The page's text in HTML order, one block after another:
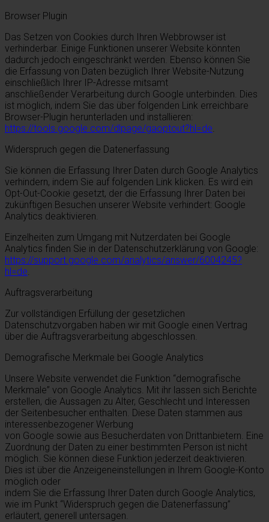
Browser Plugin
Das Setzen von Cookies durch Ihren Webbrowser ist
verhinderbar. Einige Funktionen unserer Website könnten
dadurch jedoch eingeschränkt werden. Ebenso können Sie
die Erfassung von Daten bezüglich Ihrer Website-Nutzung
einschließlich Ihrer IP-Adresse mitsamt
anschließender Verarbeitung durch Google unterbinden. Dies
ist möglich, indem Sie das über folgenden Link erreichbare
Browser-Plugin herunterladen und installieren:
https://tools.google.com/dlpage/gaoptout?hl=de.
Widerspruch gegen die Datenerfassung
Sie können die Erfassung Ihrer Daten durch Google Analytics
verhindern, indem Sie auf folgenden Link klicken. Es wird ein
Opt-Out-Cookie gesetzt, der die Erfassung Ihrer Daten bei
zukünftigen Besuchen unserer Website verhindert: Google
Analytics deaktivieren.
Einzelheiten zum Umgang mit Nutzerdaten bei Google
Analytics finden Sie in der Datenschutzerklärung von Google:
https://support.google.com/analytics/answer/6004245?
hl=de.
Auftragsverarbeitung
Zur vollständigen Erfüllung der gesetzlichen
Datenschutzvorgaben haben wir mit Google einen Vertrag
über die Auftragsverarbeitung abgeschlossen.
Demografische Merkmale bei Google Analytics
Unsere Website verwendet die Funktion “demografische
Merkmale” von Google Analytics. Mit ihr lassen sich Berichte
erstellen, die Aussagen zu Alter, Geschlecht und Interessen
der Seitenbesucher enthalten. Diese Daten stammen aus
interessenbezogener Werbung
von Google sowie aus Besucherdaten von Drittanbietern. Eine
Zuordnung der Daten zu einer bestimmten Person ist nicht
möglich. Sie können diese Funktion jederzeit deaktivieren.
Dies ist über die Anzeigeneinstellungen in Ihrem Google-Konto
möglich oder
indem Sie die Erfassung Ihrer Daten durch Google Analytics,
wie im Punkt “Widerspruch gegen die Datenerfassung”
erläutert, generell untersagen.